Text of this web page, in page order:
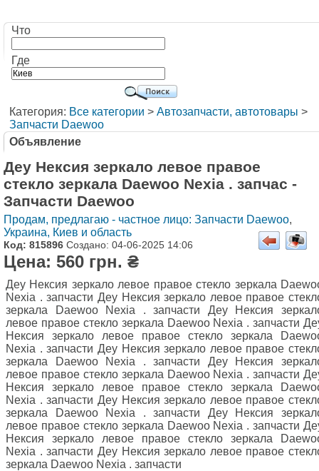
Что
Где
Категория: Все категории > Автозапчасти, автотовары >
Запчасти Daewoo
Объявление
Деу Нексия зеркало левое правое
стекло зеркала Daewoo Nexiа . запчас -
Запчасти Daewoo
Продам, предлагаю - частное лицо: Запчасти Daewoo,
Украина, Киев и область
Код: 815896 Создано: 04-06-2025 14:06
Цена: 560 грн. ₴
Деу Нексия зеркало левое правое стекло зеркала
Nexiа . запчасти Деу Нексия зеркало левое правое
зеркала Daewoo Nexiа . запчасти Деу Нексия
левое правое стекло зеркала Daewoo Nexiа . запчасти
Нексия зеркало левое правое стекло зеркала
Nexiа . запчасти Деу Нексия зеркало левое правое
зеркала Daewoo Nexiа . запчасти Деу Нексия
левое правое стекло зеркала Daewoo Nexiа . запчасти
Нексия зеркало левое правое стекло зеркала
Nexiа . запчасти Деу Нексия зеркало левое правое
зеркала Daewoo Nexiа . запчасти Деу Нексия
левое правое стекло зеркала Daewoo Nexiа . запчасти
Нексия зеркало левое правое стекло зеркала
Nexiа . запчасти Деу Нексия зеркало левое правое
зеркала Daewoo Nexiа . запчасти